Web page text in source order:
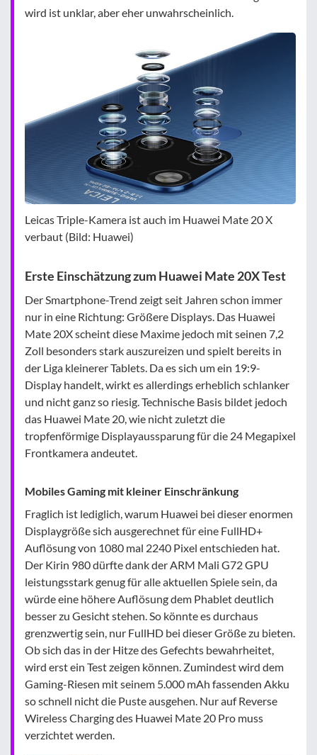
wird ist unklar, aber eher unwahrscheinlich.
Leicas Triple-Kamera ist auch im Huawei Mate 20 X
verbaut (Bild: Huawei)
Erste Einschätzung zum Huawei Mate 20X Test
Der Smartphone-Trend zeigt seit Jahren schon immer
nur in eine Richtung: Größere Displays. Das Huawei
Mate 20X scheint diese Maxime jedoch mit seinen 7,2
Zoll besonders stark auszureizen und spielt bereits in
der Liga kleinerer Tablets. Da es sich um ein 19:9-
Display handelt, wirkt es allerdings erheblich schlanker
und nicht ganz so riesig. Technische Basis bildet jedoch
das Huawei Mate 20, wie nicht zuletzt die
tropfenförmige Displayaussparung für die 24 Megapixel
Frontkamera andeutet.
Mobiles Gaming mit kleiner Einschränkung
Fraglich ist lediglich, warum Huawei bei dieser enormen
Displaygröße sich ausgerechnet für eine FullHD+
Auflösung von 1080 mal 2240 Pixel entschieden hat.
Der Kirin 980 dürfte dank der ARM Mali G72 GPU
leistungsstark genug für alle aktuellen Spiele sein, da
würde eine höhere Auflösung dem Phablet deutlich
besser zu Gesicht stehen. So könnte es durchaus
grenzwertig sein, nur FullHD bei dieser Größe zu bieten.
Ob sich das in der Hitze des Gefechts bewahrheitet,
wird erst ein Test zeigen können. Zumindest wird dem
Gaming-Riesen mit seinem 5.000 mAh fassenden Akku
so schnell nicht die Puste ausgehen. Nur auf Reverse
Wireless Charging des Huawei Mate 20 Pro muss
verzichtet werden.